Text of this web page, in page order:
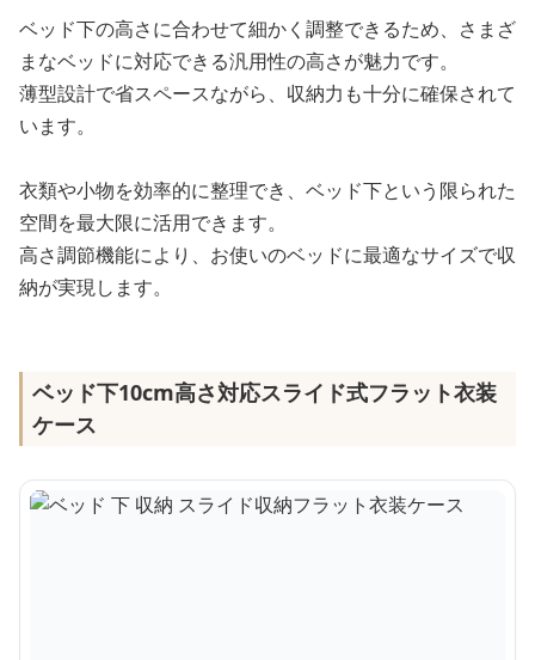
ベッド下の高さに合わせて細かく調整できるため、さまざ
まなベッドに対応できる汎用性の高さが魅力です。
薄型設計で省スペースながら、収納力も十分に確保されて
います。
衣類や小物を効率的に整理でき、ベッド下という限られた
空間を最大限に活用できます。
高さ調節機能により、お使いのベッドに最適なサイズで収
納が実現します。
ベッド下10cm高さ対応スライド式フラット衣装
ケース